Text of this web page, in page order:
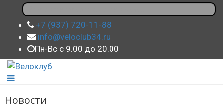
+7 (937) 720-11-88
info@veloclub34.ru
Пн-Вс с 9.00 до 20.00
Новости